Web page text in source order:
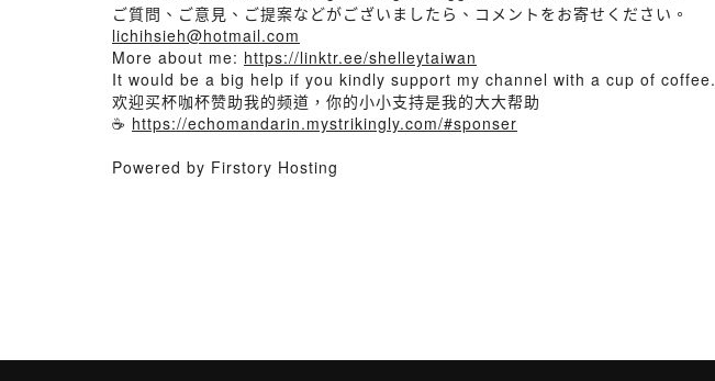
ご質問、ご意見、ご提案などがございましたら、コメントをお寄せください。
lichihsieh@hotmail.com
More about me: https://linktr.ee/shelleytaiwan
It would be a big help if you kindly support my channel with a cup of coffee.
欢迎买杯咖杯赞助我的频道，你的小小支持是我的大大帮助
☕ https://echomandarin.mystrikingly.com/#sponser
Powered by Firstory Hosting